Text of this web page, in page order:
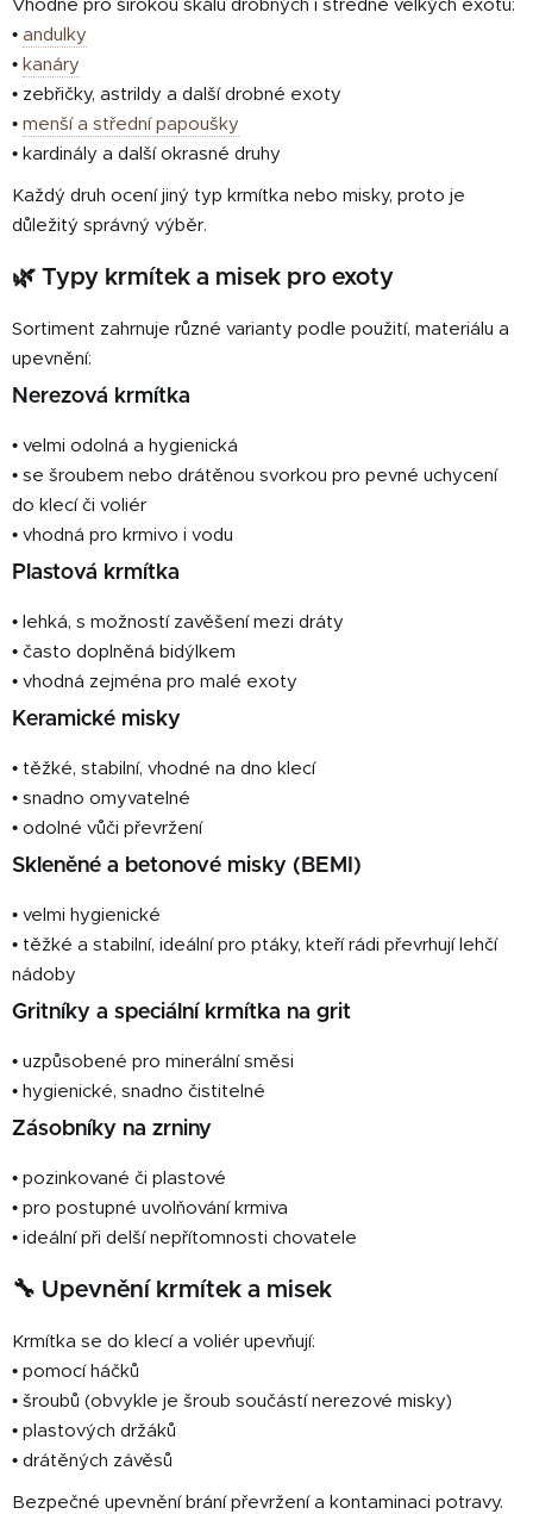
s
Vhodné pro širokou škálu drobných i středně velkých exotů:
• andulky
• kanáry
• zebřičky, astrildy a další drobné exoty
• menší a střední papoušky
• kardinály a další okrasné druhy
Každý druh ocení jiný typ krmítka nebo misky, proto je
důležitý správný výběr.
🌿 Typy krmítek a misek pro exoty
Sortiment zahrnuje různé varianty podle použití, materiálu a
upevnění:
Nerezová krmítka
• velmi odolná a hygienická
• se šroubem nebo drátěnou svorkou pro pevné uchycení
do klecí či voliér
• vhodná pro krmivo i vodu
Plastová krmítka
• lehká, s možností zavěšení mezi dráty
• často doplněná bidýlkem
• vhodná zejména pro malé exoty
Keramické misky
• těžké, stabilní, vhodné na dno klecí
• snadno omyvatelné
• odolné vůči převržení
Skleněné a betonové misky (BEMI)
• velmi hygienické
• těžké a stabilní, ideální pro ptáky, kteří rádi převrhují lehčí
nádoby
Gritníky a speciální krmítka na grit
• uzpůsobené pro minerální směsi
• hygienické, snadno čistitelné
Zásobníky na zrniny
• pozinkované či plastové
• pro postupné uvolňování krmiva
• ideální při delší nepřítomnosti chovatele
🔧 Upevnění krmítek a misek
Krmítka se do klecí a voliér upevňují:
• pomocí háčků
• šroubů (obvykle je šroub součástí nerezové misky)
• plastových držáků
• drátěných závěsů
Bezpečné upevnění brání převržení a kontaminaci potravy.